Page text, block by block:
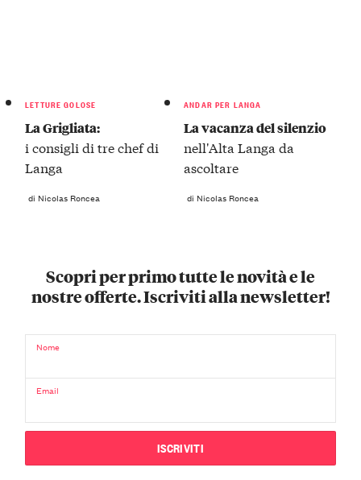
LETTURE GOLOSE
La Grigliata:
i consigli di tre chef di
Langa
di Nicolas Roncea
ANDAR PER LANGA
La vacanza del silenzio
nell'Alta Langa da
ascoltare
di Nicolas Roncea
Scopri per primo tutte le novità e le
nostre offerte. Iscriviti alla newsletter!
Nome
Email